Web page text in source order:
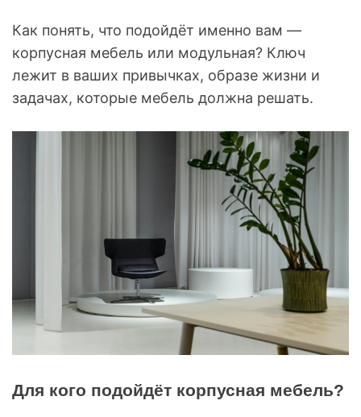
Как понять, что подойдёт именно вам —
корпусная мебель или модульная? Ключ
лежит в ваших привычках, образе жизни и
задачах, которые мебель должна решать.
Для кого подойдёт корпусная мебель?